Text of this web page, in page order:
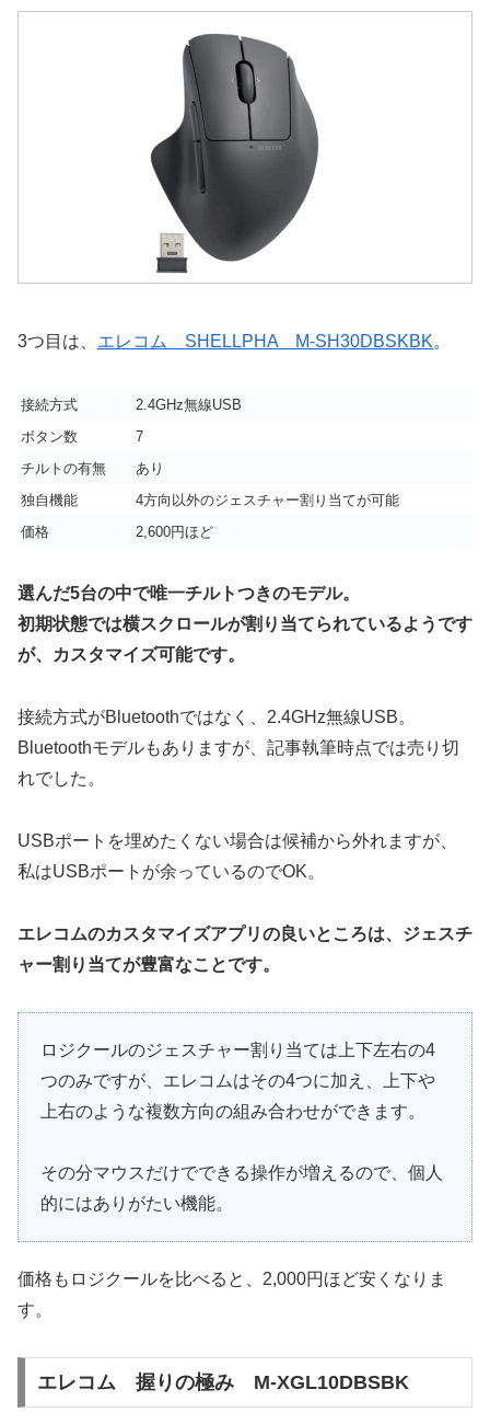
3つ目は、 エレコム SHELLPHA M-SH30DBSKBK。
接続方式
2.4GHz無線USB
ボタン数
7
チルトの有無
あり
独自機能
4方向以外のジェスチャー割り当てが可能
価格
2,600円ほど
選んだ5台の中で唯一チルトつきのモデル。
初期状態では横スクロールが割り当てられているようです
が、カスタマイズ可能です。
接続方式がBluetoothではなく、2.4GHz無線USB。
Bluetoothモデルもありますが、記事執筆時点では売り切
れでした。
USBポートを埋めたくない場合は候補から外れますが、
私はUSBポートが余っているのでOK。
エレコムのカスタマイズアプリの良いところは、ジェスチ
ャー割り当てが豊富なことです。
ロジクールのジェスチャー割り当ては上下左右の4
つのみですが、エレコムはその4つに加え、上下や
上右のような複数方向の組み合わせができます。
その分マウスだけでできる操作が増えるので、個人
的にはありがたい機能。
価格もロジクールを比べると、2,000円ほど安くなりま
す。
エレコム 握りの極み M-XGL10DBSBK